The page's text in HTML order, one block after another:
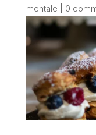
mentale
0